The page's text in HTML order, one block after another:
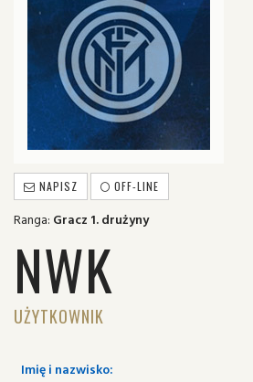
NAPISZ OFF-LINE
Ranga: Gracz 1. drużyny
NWK
UŻYTKOWNIK
Imię i nazwisko: